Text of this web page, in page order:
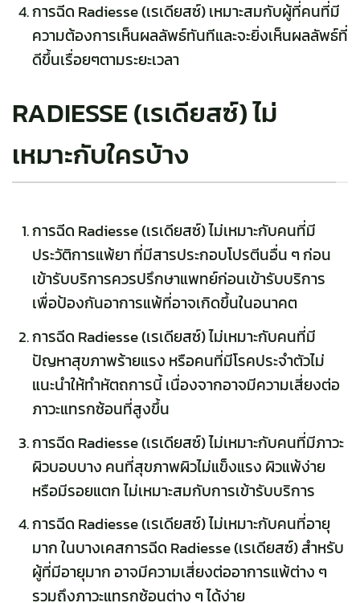
การฉีด Radiesse (เรเดียสซ์) เหมาะสมกับผู้ที่คนที่มี
ความต้องการเห็นผลลัพธ์ทันทีและจะยิ่งเห็นผลลัพธ์ที่
ดีขึ้นเรื่อยๆตามระยะเวลา
RADIESSE (เรเดียสซ์) ไม่
เหมาะกับใครบ้าง
การฉีด Radiesse (เรเดียสซ์) ไม่เหมาะกับคนที่มี
ประวัติการแพ้ยา ที่มีสารประกอบโปรตีนอื่น ๆ ก่อน
เข้ารับบริการควรปรึกษาแพทย์ก่อนเข้ารับบริการ
เพื่อป้องกันอาการแพ้ที่อาจเกิดขึ้นในอนาคต
การฉีด Radiesse (เรเดียสซ์) ไม่เหมาะกับคนที่มี
ปัญหาสุขภาพร้ายแรง หรือคนที่มีโรคประจำตัวไม่
แนะนำให้ทำหัตถการนี้ เนื่องจากอาจมีความเสี่ยงต่อ
ภาวะแทรกซ้อนที่สูงขึ้น
การฉีด Radiesse (เรเดียสซ์) ไม่เหมาะกับคนที่มีภาวะ
ผิวบอบบาง คนที่สุขภาพผิวไม่แข็งแรง ผิวแพ้ง่าย
หรือมีรอยแตก ไม่เหมาะสมกับการเข้ารับบริการ
การฉีด Radiesse (เรเดียสซ์) ไม่เหมาะกับคนที่อายุ
มาก ในบางเคสการฉีด Radiesse (เรเดียสซ์) สำหรับ
ผู้ที่มีอายุมาก อาจมีความเสี่ยงต่ออาการแพ้ต่าง ๆ
รวมถึงภาวะแทรกซ้อนต่าง ๆ ได้ง่าย